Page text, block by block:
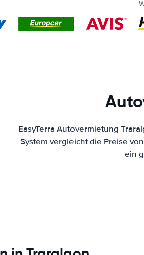
EasyTerra Autovermietung
System vergleicht die Preise
ein